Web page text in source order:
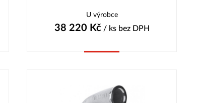
U výrobce
38 220 Kč/ ks bez DPH